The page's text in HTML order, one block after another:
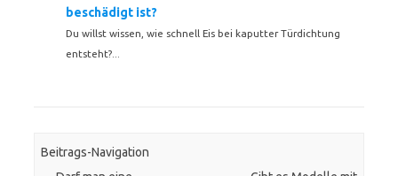
beschädigt ist?
Du willst wissen, wie schnell Eis bei kaputter Türdichtung
entsteht?...
Beitrags-Navigation